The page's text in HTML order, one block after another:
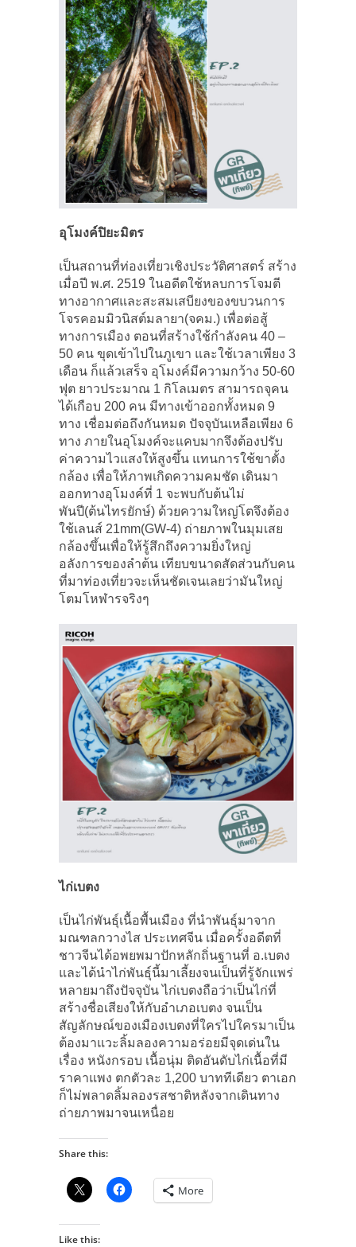
อุโมงค์ปิยะมิตร
เป็นสถานที่ท่องเที่ยวเชิงประวัติศาสตร์ สร้าง
เมื่อปี พ.ศ. 2519 ในอดีตใช้หลบการโจมตี
ทางอากาศและสะสมเสบียงของขบวนการ
โจรคอมมิวนิสต์มลายา(จคม.) เพื่อต่อสู้
ทางการเมือง ตอนที่สร้างใช้กำลังคน 40 –
50 คน ขุดเข้าไปในภูเขา และใช้เวลาเพียง 3
เดือน ก็แล้วเสร็จ อุโมงค์มีความกว้าง 50-60
ฟุต ยาวประมาณ 1 กิโลเมตร สามารถจุคน
ได้เกือบ 200 คน มีทางเข้าออกทั้งหมด 9
ทาง เชื่อมต่อถึงกันหมด ปัจจุบันเหลือเพียง 6
ทาง ภายในอุโมงค์จะแคบมากจึงต้องปรับ
ค่าความไวแสงให้สูงขึ้น แทนการใช้ขาตั้ง
กล้อง เพื่อให้ภาพเกิดความคมชัด เดินมา
ออกทางอุโมงค์ที่ 1 จะพบกับต้นไม่
พันปี(ต้นไทรยักษ์) ด้วยความใหญ่โตจึงต้อง
ใช้เลนส์ 21mm(GW-4) ถ่ายภาพในมุมเสย
กล้องขึ้นเพื่อให้รู้สึกถึงความยิ่งใหญ่
อลังการของลำต้น เทียบขนาดสัดส่วนกับคน
ที่มาท่องเที่ยวจะเห็นชัดเจนเลยว่ามันใหญ่
โตมโหฬารจริงๆ
ไก่เบตง
เป็นไก่พันธุ์เนื้อพื้นเมือง ที่นำพันธุ์มาจาก
มณฑลกวางไส ประเทศจีน เมื่อครั้งอดีตที่
ชาวจีนได้อพยพมาปักหลักถิ่นฐานที่ อ.เบตง
และได้นำไก่พันธุ์นี้มาเลี้ยงจนเป็นที่รู้จักแพร่
หลายมาถึงปัจจุบัน ไก่เบตงถือว่าเป็นไก่ที่
สร้างชื่อเสียงให้กับอำเภอเบตง จนเป็น
สัญลักษณ์ของเมืองเบตงที่ใครไปใครมาเป็น
ต้องมาแวะลิ้มลองความอร่อยมีจุดเด่นใน
เรื่อง หนังกรอบ เนื้อนุ่ม ติดอันดับไก่เนื้อที่มี
ราคาแพง ตกตัวละ 1,200 บาททีเดียว ตาเอก
ก็ไม่พลาดลิ้มลองรสชาติหลังจากเดินทาง
ถ่ายภาพมาจนเหนื่อย
Share this:
More
Like this: